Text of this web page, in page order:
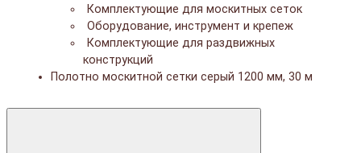
Комплектующие для москитных сеток
Оборудование, инструмент и крепеж
Комплектующие для раздвижных
конструкций
Полотно москитной сетки серый 1200 мм, 30 м